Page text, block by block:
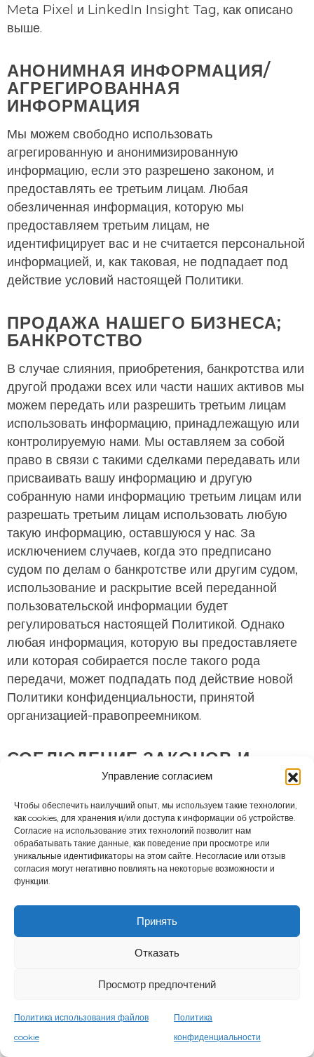
Управление согласием
Чтобы обеспечить наилучший опыт, мы используем такие технологии,
как cookies, для хранения и/или доступа к информации об устройстве.
Согласие на использование этих технологий позволит нам
обрабатывать такие данные, как поведение при просмотре или
уникальные идентификаторы на этом сайте. Несогласие или отзыв
согласия могут негативно повлиять на некоторые возможности и
функции.
Принять
Отказать
Просмотр предпочтений
Политика использования файлов
cookie
Политика
конфиденциальности
Meta Pixel и LinkedIn Insight Tag, как описано
выше.
АНОНИМНАЯ ИНФОРМАЦИЯ/
АГРЕГИРОВАННАЯ
ИНФОРМАЦИЯ
Мы можем свободно использовать
агрегированную и анонимизированную
информацию, если это разрешено законом, и
предоставлять ее третьим лицам. Любая
обезличенная информация, которую мы
предоставляем третьим лицам, не
идентифицирует вас и не считается персональной
информацией, и, как таковая, не подпадает под
действие условий настоящей Политики.
ПРОДАЖА НАШЕГО БИЗНЕСА;
БАНКРОТСТВО
В случае слияния, приобретения, банкротства или
другой продажи всех или части наших активов мы
можем передать или разрешить третьим лицам
использовать информацию, принадлежащую или
контролируемую нами. Мы оставляем за собой
право в связи с такими сделками передавать или
присваивать вашу информацию и другую
собранную нами информацию третьим лицам или
разрешать третьим лицам использовать любую
такую информацию, оставшуюся у нас. За
исключением случаев, когда это предписано
судом по делам о банкротстве или другим судом,
использование и раскрытие всей переданной
пользовательской информации будет
регулироваться настоящей Политикой. Однако
любая информация, которую вы предоставляете
или которая собирается после такого рода
передачи, может подпадать под действие новой
Политики конфиденциальности, принятой
организацией-правопреемником.
СОБЛЮДЕНИЕ ЗАКОНОВ И
ПРАВОПРИМЕНЕНИЕ
TRUE Fitness сотрудничает с государственными и
правоохранительными органами или частными
лицами для обеспечения соблюдения и
исполнения закона. В пределах, разрешенных
действующим законодательством, мы можем
государственным или правоохранительным
органам или частным лицам, если считаем это
необходимым или целесообразным для
судебных исков, для выполнения судебных
собственности и прав TRUE Fitness или третьей
стороны, для защиты TRUE Fitness от